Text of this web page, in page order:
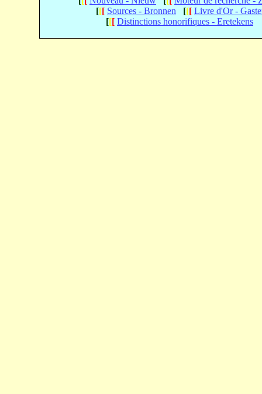
[[[ Sources - Bronnen [[[ Livre d'Or -
[[[ Distinctions honorifiques - Eretekens